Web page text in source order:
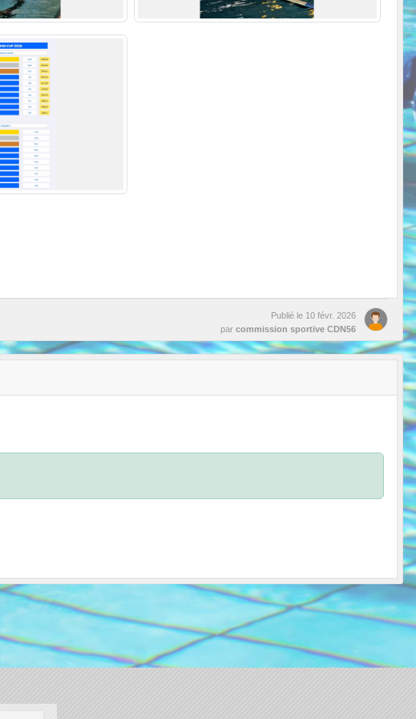
Publié le 10 févr. 2026
par commission sportive CDN56